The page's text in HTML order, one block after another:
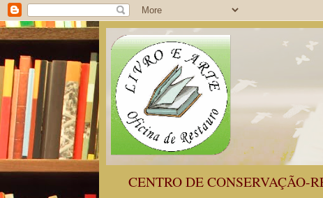
CENTRO DE CONSERVAÇÃO-